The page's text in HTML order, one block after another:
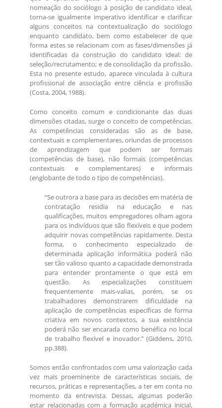
nomeação do sociólogo à posição de candidato ideal,
torna-se igualmente imperativo identificar e clarificar
alguns conceitos na contextualização do sociólogo
enquanto candidato, bem como estabelecer de que
forma estes se relacionam com as fases/dimensões já
identificadas da construção do candidato ideal: de
seleção/recrutamento; e de consolidação da profissão.
Esta no presente estudo, aparece vinculada à cultura
profissional de associação entre ciência e profissão
(Costa, 2004, 1988).
Como conceito comum e condicionante das duas
dimensões citadas, surge o conceito de competências.
As competências consideradas são as de base,
contextuais e complementares, oriundas de processos
de aprendizagem que podem ser formais
(competências de base), não formais (competências
contextuais e complementares) e informais
(englobante de todo o tipo de competências).
“Se outrora a base para as decisões em matéria de
contratação residia na educação e nas
qualificações, muitos empregadores olham agora
para os indivíduos que são flexíveis e que podem
adquirir novas competências rapidamente. Desta
forma, o conhecimento especializado de
determinada aplicação informática poderá não
ser tão valioso quanto a capacidade demonstrada
para entender prontamente o que está em
questão. As especializações constituem
frequentemente mais-valias, porém, se os
trabalhadores demonstrarem dificuldade na
aplicação de competências específicas de forma
criativa em novos contextos, a sua existência
poderá não ser encarada como benéfica no local
de trabalho flexível e inovador.” (Giddens, 2010,
pp.388).
Somos então confrontados com uma valorização cada
vez mais proeminente de características sociais, de
recursos, práticas e representações, a ter em conta no
momento da entrevista. Dessas, algumas poderão
estar relacionadas com a formação académica inicial,